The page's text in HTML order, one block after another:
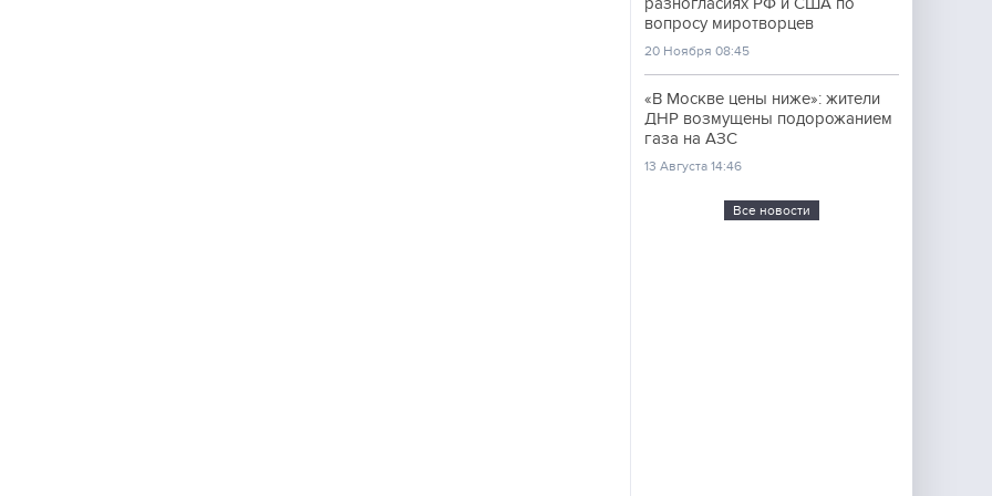
вопросу миротворцев
20 Ноября 08:45
«В Москве цены ниже»: жители
ДНР возмущены подорожанием
газа на АЗС
13 Августа 14:46
Все новости